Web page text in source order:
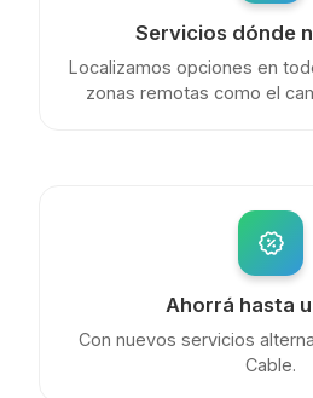
Servicios dónde
Localizamos opciones en
zonas remotas como el
Ahorrá hasta
Con nuevos servicios
Cable.